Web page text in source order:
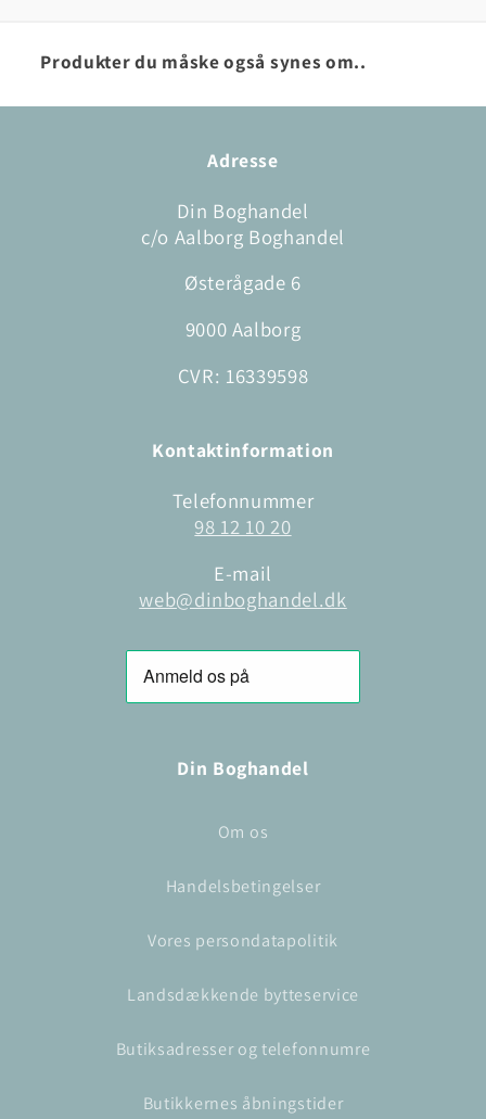
Produkter du måske også synes om..
Adresse
Din Boghandel
c/o Aalborg Boghandel
Østerågade 6
9000 Aalborg
CVR: 16339598
Kontaktinformation
Telefonnummer
98 12 10 20
E-mail
web@dinboghandel.dk
Din Boghandel
Om os
Handelsbetingelser
Vores persondatapolitik
Landsdækkende bytteservice
Butiksadresser og telefonnumre
Butikkernes åbningstider